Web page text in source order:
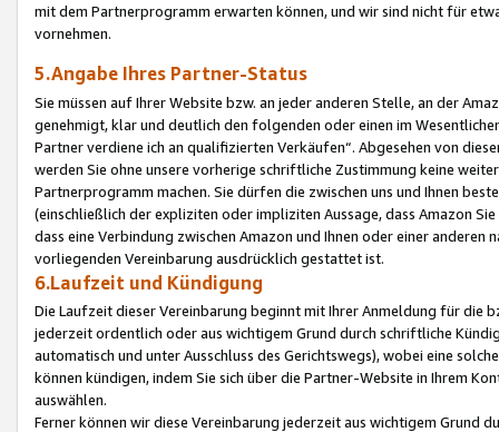
mit dem Partnerprogramm erwarten können, und wir sind nicht für
vornehmen.
5.Angabe Ihres Partner-Status
Sie müssen auf Ihrer Website bzw. an jeder anderen Stelle, an der
genehmigt, klar und deutlich den folgenden oder einen im
Partner verdiene ich an qualifizierten Verkäufen“. Abgesehen von
werden Sie ohne unsere vorherige schriftliche Zustimmung keine
Partnerprogramm machen. Sie dürfen die zwischen uns und Ihnen
(einschließlich der expliziten oder impliziten Aussage, dass Amazon
dass eine Verbindung zwischen Amazon und Ihnen oder einer
vorliegenden Vereinbarung ausdrücklich gestattet ist.
6.Laufzeit und Kündigung
Die Laufzeit dieser Vereinbarung beginnt mit Ihrer Anmeldung für die
jederzeit ordentlich oder aus wichtigem Grund durch schriftliche
automatisch und unter Ausschluss des Gerichtswegs), wobei eine
können kündigen, indem Sie sich über die Partner-Website in Ihrem
auswählen.
Ferner können wir diese Vereinbarung jederzeit aus wichtigem Grund